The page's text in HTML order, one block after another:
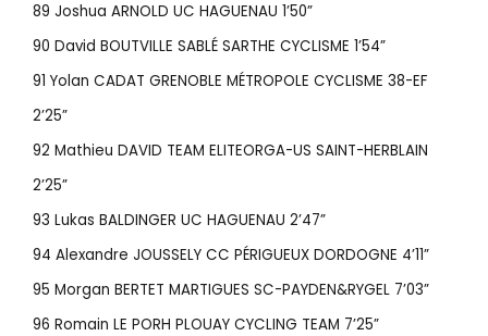
89 Joshua ARNOLD UC HAGUENAU 1’50”
90 David BOUTVILLE SABLÉ SARTHE CYCLISME 1’54”
91 Yolan CADAT GRENOBLE MÉTROPOLE CYCLISME 38-EF
2’25”
92 Mathieu DAVID TEAM ELITEORGA-US SAINT-HERBLAIN
2’25”
93 Lukas BALDINGER UC HAGUENAU 2’47”
94 Alexandre JOUSSELY CC PÉRIGUEUX DORDOGNE 4’11”
95 Morgan BERTET MARTIGUES SC-PAYDEN&RYGEL 7’03”
96 Romain LE PORH PLOUAY CYCLING TEAM 7’25”